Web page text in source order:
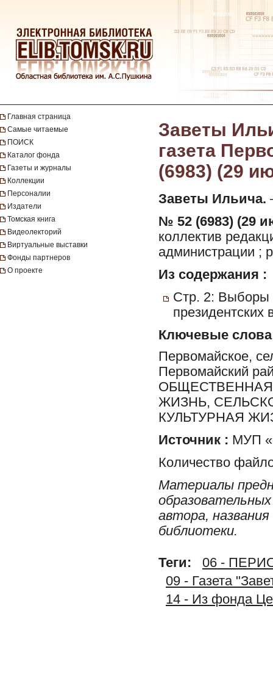
Главная страница
Самые читаемые
ПОИСК
Каталог фонда
Газеты и журналы
Коллекции
Персоналии
Издатели
Томская книга
Видеолекторий
Виртуальные выставки
Фонды партнеров
О проекте
Заветы
газета
(6983) (29
Заветы Ильича.
№ 52 (6983) (29
коллектив
администрации ;
Из содержания :
Стр. 2: Выборы
президентских
Ключевые слова
Первомайское,
Первомайский
ЖИЗНЬ,
КУЛЬТУРНАЯ
Источник : МУП
Количество
Материалы
автора,
библиотеки.
Теги:
06 -
09 - Газета
14 - Из фонда